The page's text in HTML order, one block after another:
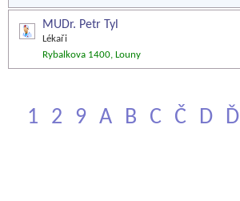
MUDr. Petr Tyl
Lékaři
Rybalkova 1400, Louny
1 2 9 A B C Č D Ď